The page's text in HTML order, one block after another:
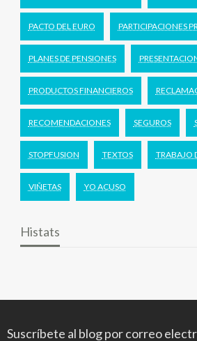
PACTO DEL EURO PARTICIPACIONES
PLANES DE PENSIONES
PRODUCTOS FINANCIEROS
RECOMENDACIONES SEGUROS
STOPFUSION TEXTOS TRABAJO
VIÑETAS YO ACUSO
Histats
Suscríbete al blog por correo